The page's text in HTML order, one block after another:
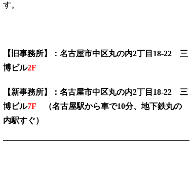
す。
【旧事務所】：名古屋市中区丸の内2丁目18-22 三
博ビル2F
【新事務所】：名古屋市中区丸の内2丁目18-22 三
博ビル7F
（名古屋駅から車で10分、地下鉄丸の
内駅すぐ）